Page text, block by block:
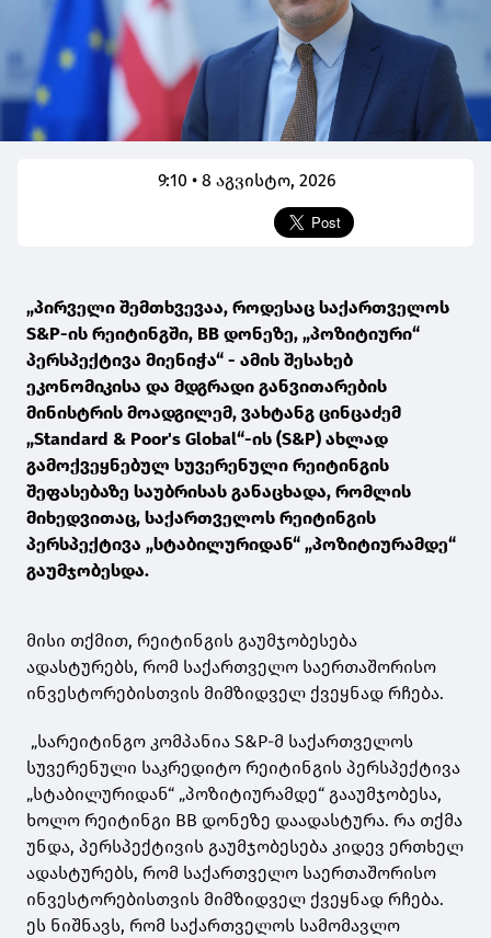
9:10 • 8 აგვისტო, 2026
„პირველი შემთხვევაა, როდესაც საქართველოს
S&P-ის რეიტინგში, BB დონეზე, „პოზიტიური“
პერსპექტივა მიენიჭა“ - ამის შესახებ
ეკონომიკისა და მდგრადი განვითარების
მინისტრის მოადგილემ, ვახტანგ ცინცაძემ
„Standard & Poor's Global“-ის (S&P) ახლად
გამოქვეყნებულ სუვერენული რეიტინგის
შეფასებაზე საუბრისას განაცხადა, რომლის
მიხედვითაც, საქართველოს რეიტინგის
პერსპექტივა „სტაბილურიდან“ „პოზიტიურამდე“
გაუმჯობესდა.
მისი თქმით, რეიტინგის გაუმჯობესება
ადასტურებს, რომ საქართველო საერთაშორისო
ინვესტორებისთვის მიმზიდველ ქვეყნად რჩება.
„სარეიტინგო კომპანია S&P-მ საქართველოს
სუვერენული საკრედიტო რეიტინგის პერსპექტივა
„სტაბილურიდან“ „პოზიტიურამდე“ გააუმჯობესა,
ხოლო რეიტინგი BB დონეზე დაადასტურა. რა თქმა
უნდა, პერსპექტივის გაუმჯობესება კიდევ ერთხელ
ადასტურებს, რომ საქართველო საერთაშორისო
ინვესტორებისთვის მიმზიდველ ქვეყნად რჩება.
ეს ნიშნავს, რომ საქართველოს სამომავლო